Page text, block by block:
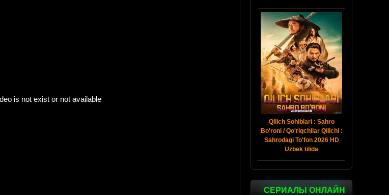
Qilich Sohiblari : Sahro
Bo'roni / Qo'riqchilar Qilichi :
Sahrodagi To'fon 2026 HD
Uzbek tilida
СЕРИАЛЫ ОНЛАЙН